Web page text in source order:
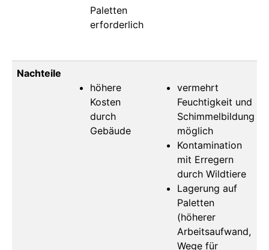
Paletten
erforderlich
Nachteile
höhere
Kosten
durch
Gebäude
vermehrt
Feuchtigkeit und
Schimmelbildung
möglich
Kontamination
mit Erregern
durch Wildtiere
Lagerung auf
Paletten
(höherer
Arbeitsaufwand,
Wege für